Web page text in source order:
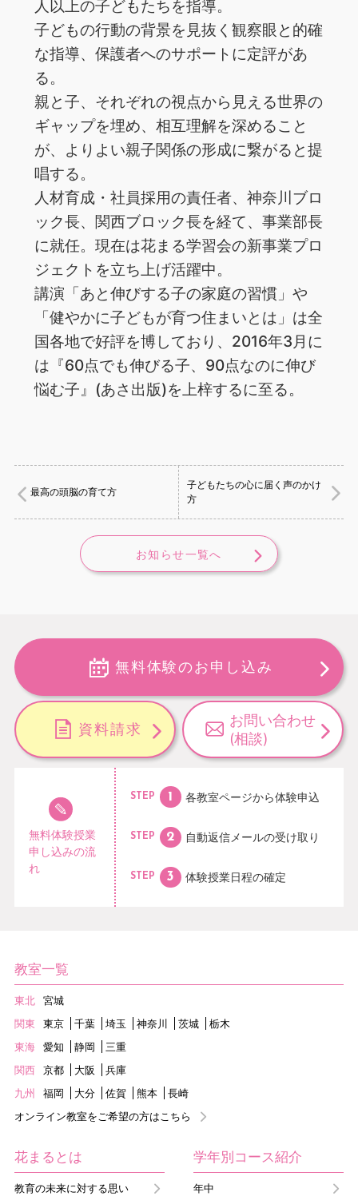
人以上の子どもたちを指導。
子どもの行動の背景を見抜く観察眼と的確
な指導、保護者へのサポートに定評があ
る。
親と子、それぞれの視点から見える世界の
ギャップを埋め、相互理解を深めること
が、よりよい親子関係の形成に繋がると提
唱する。
人材育成・社員採用の責任者、神奈川ブロ
ック長、関西ブロック長を経て、事業部長
に就任。現在は花まる学習会の新事業プロ
ジェクトを立ち上げ活躍中。
講演「あと伸びする子の家庭の習慣」や
「健やかに子どもが育つ住まいとは」は全
国各地で好評を博しており、2016年3月に
は『60点でも伸びる子、90点なのに伸び
悩む子』(あさ出版)を上梓するに至る。
最高の頭脳の育て方
子どもたちの心に届く声のかけ
方
お知らせ一覧へ
無料体験のお申し込み
資料請求
お問い合わせ
(相談)
無料体験授業
申し込みの流
れ
STEP 各教室ページから体験申込
STEP 自動返信メールの受け取り
STEP 体験授業日程の確定
教室一覧
東北
宮城
関東
東京 千葉 埼玉 神奈川 茨城
栃木
東海
愛知 静岡
三重
関西
京都 大阪
兵庫
九州
福岡 大分 佐賀 熊本
長崎
オンライン教室をご希望の方はこちら
花まるとは
教育の未来に対する思い
学年別コース紹介
年中